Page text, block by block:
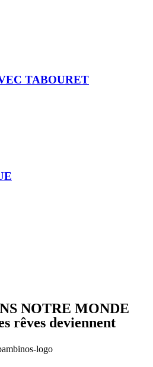
TABOURET
NOTRE MONDE
rêves deviennent